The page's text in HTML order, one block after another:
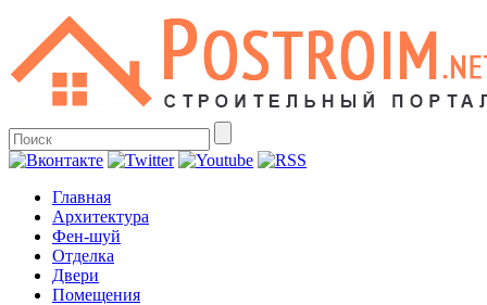
Главная
Архитектура
Фен-шуй
Отделка
Двери
Помещения